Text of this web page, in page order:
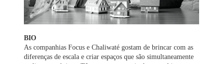
BIO
As companhias Focus e Chaliwaté gostam de brincar com as
diferenças de escala e criar espaços que são simultaneamente